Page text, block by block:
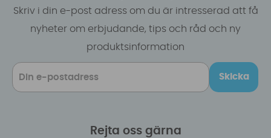
Skriv i din e-post adress om du är intresserad att få
nyheter om erbjudande, tips och råd och ny
produktsinformation
Skicka
Rejta oss gärna